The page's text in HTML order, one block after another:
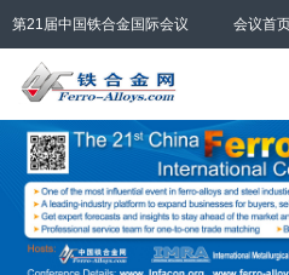
第21届中国铁合金国际会议 会议首